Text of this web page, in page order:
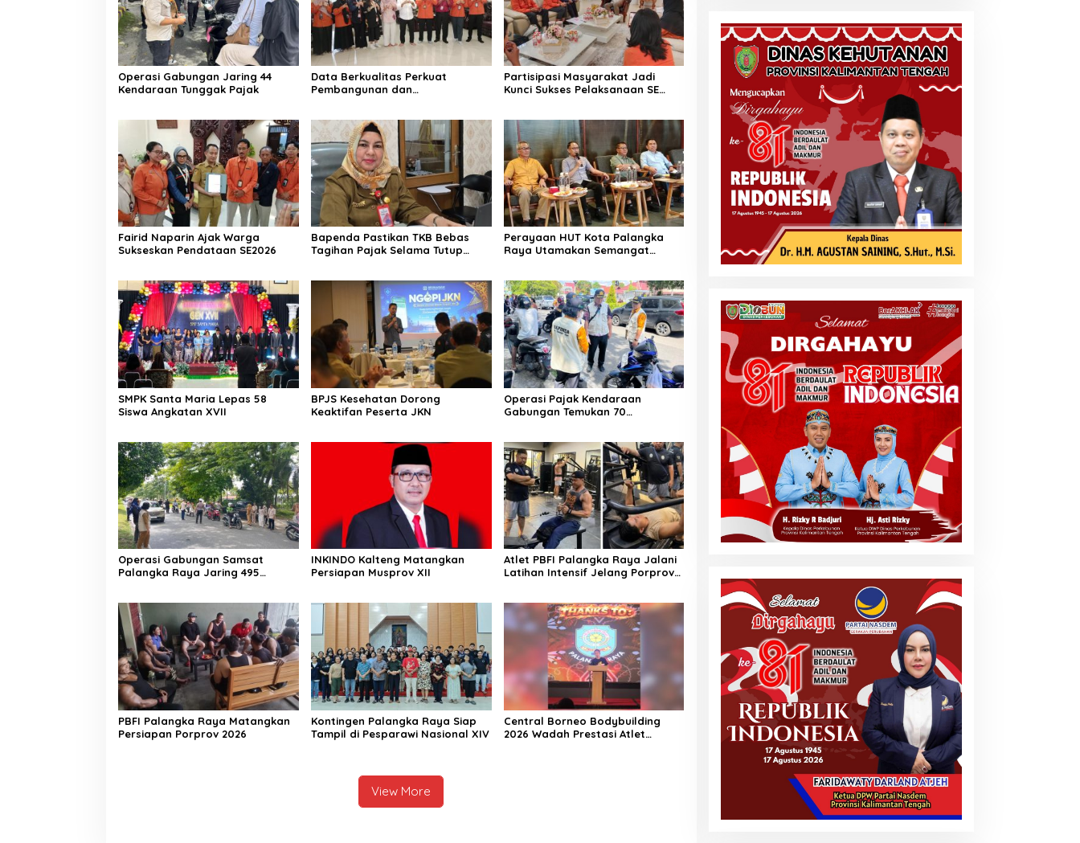
Operasi Gabungan Jaring 44
Kendaraan Tunggak Pajak
Data Berkualitas Perkuat
Pembangunan dan
Partisipasi Masyarakat Jadi
Kunci Sukses Pelaksanaan SE
Fairid Naparin Ajak Warga
Sukseskan Pendataan SE2026
Bapenda Pastikan TKB Bebas
Tagihan Pajak Selama Tutup
Perayaan HUT Kota Palangka
Raya Utamakan Semangat
SMPK Santa Maria Lepas 58
Siswa Angkatan XVII
BPJS Kesehatan Dorong
Keaktifan Peserta JKN
Operasi Pajak Kendaraan
Gabungan Temukan 70
Operasi Gabungan Samsat
Palangka Raya Jaring 495
INKINDO Kalteng Matangkan
Persiapan Musprov XII
Atlet PBFI Palangka Raya Jalani
Latihan Intensif Jelang Porprov
PBFI Palangka Raya Matangkan
Persiapan Porprov 2026
Kontingen Palangka Raya Siap
Tampil di Pesparawi Nasional XIV
Central Borneo Bodybuilding
2026 Wadah Prestasi Atlet
View More